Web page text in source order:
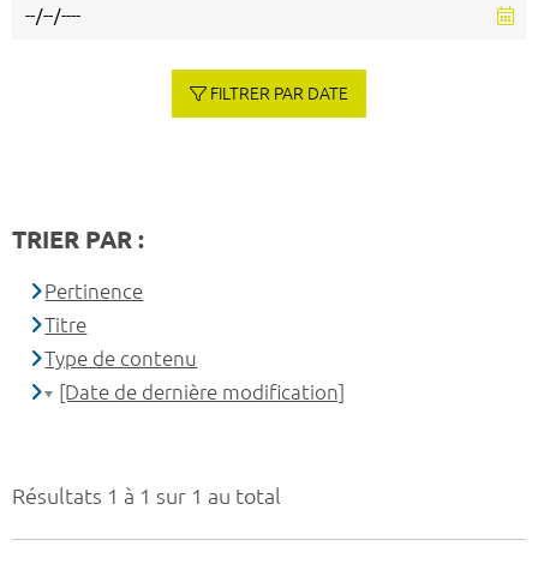
Résultats 1 à 1 sur 1 au total
FILTRER PAR DATE
TRIER PAR :
Pertinence
Titre
Type de contenu
[Date de dernière modification]